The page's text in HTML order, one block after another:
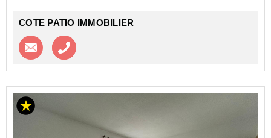
COTE PATIO IMMOBILIER
Contacter l'agence